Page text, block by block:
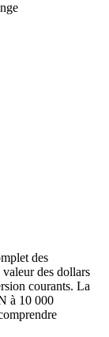
des
des dollars
courants. La
à 10 000